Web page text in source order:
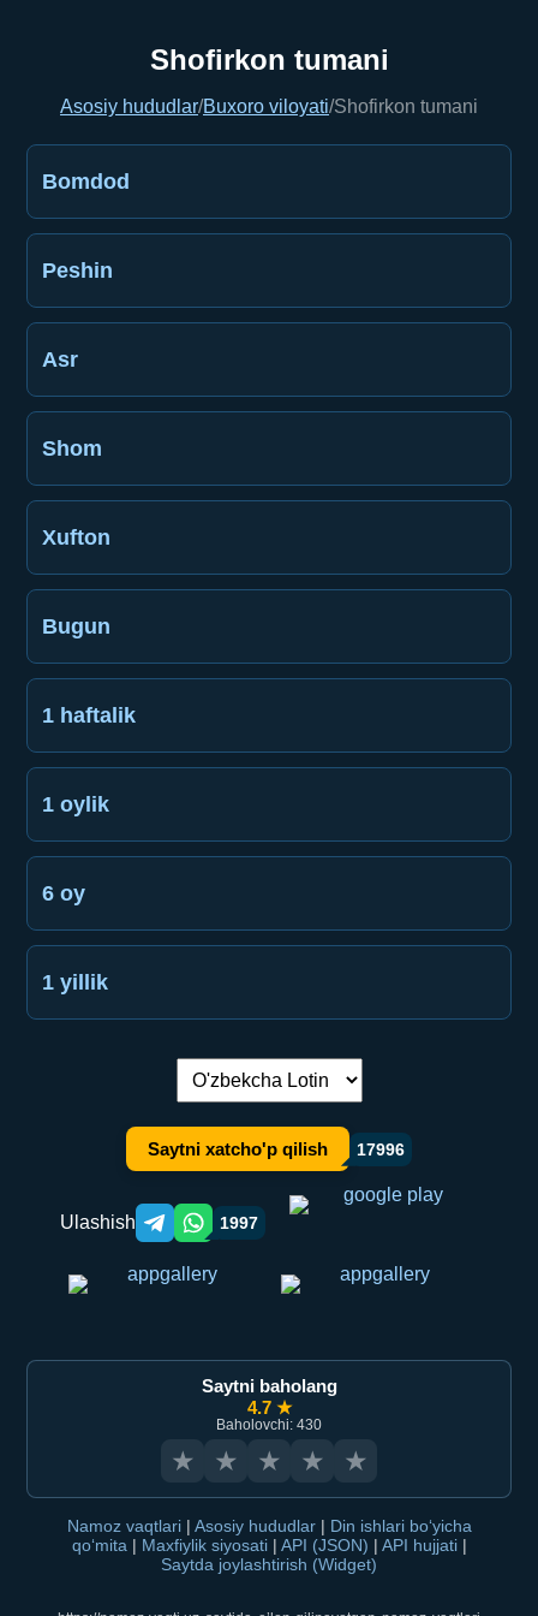
Shofirkon tumani
Asosiy hududlar/Buxoro viloyati/Shofirkon tumani
Bomdod
Peshin
Asr
Shom
Xufton
Bugun
1 haftalik
1 oylik
6 oy
1 yillik
Tilni almashtirish:
Saytni xatcho'p qilish 17996
Ulashish Telegram orqali ulashish
WhatsApp orqali ulashish
1997
Saytni baholang
4.7 ★
Baholovchi: 430
★ ★ ★ ★ ★
Namoz vaqtlari | Asosiy hududlar | Din ishlari bo‘yicha
qo‘mita | Maxfiylik siyosati | API (JSON) | API hujjati |
Saytda joylashtirish (Widget)